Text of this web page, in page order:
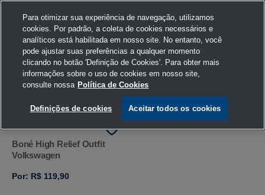
Home Busca
FILTRAR
Boné High Relief Outfit
Volkswagen
Por: R$ 119,90
Para otimizar sua experiência de navegação, utilizamos
cookies. Por padrão, a coleta de cookies necessários e
analíticos está habilitada em nosso site. No entanto, você
pode ajustar suas preferências a qualquer momento
clicando no botão 'Definição de Cookies'. Para obter mais
informações sobre o uso de cookies em nosso site,
consulte nossa Política de Cookies
Definições de cookies Aceitar todos os cookies